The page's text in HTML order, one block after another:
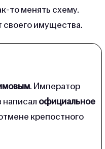
то менять схему.
своего имущества.
. Император
написал официальное
крепостного